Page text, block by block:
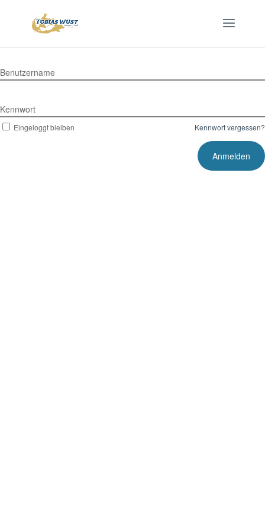
Benutzername
Kennwort
Eingeloggt bleiben Kennwort vergessen?